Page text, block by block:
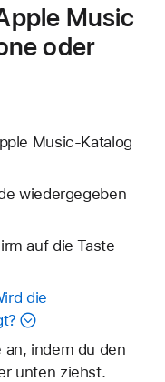
Music
oder
Music-Katalog
wiedergegeben
auf die Taste
die
an, indem du den
unten ziehst.